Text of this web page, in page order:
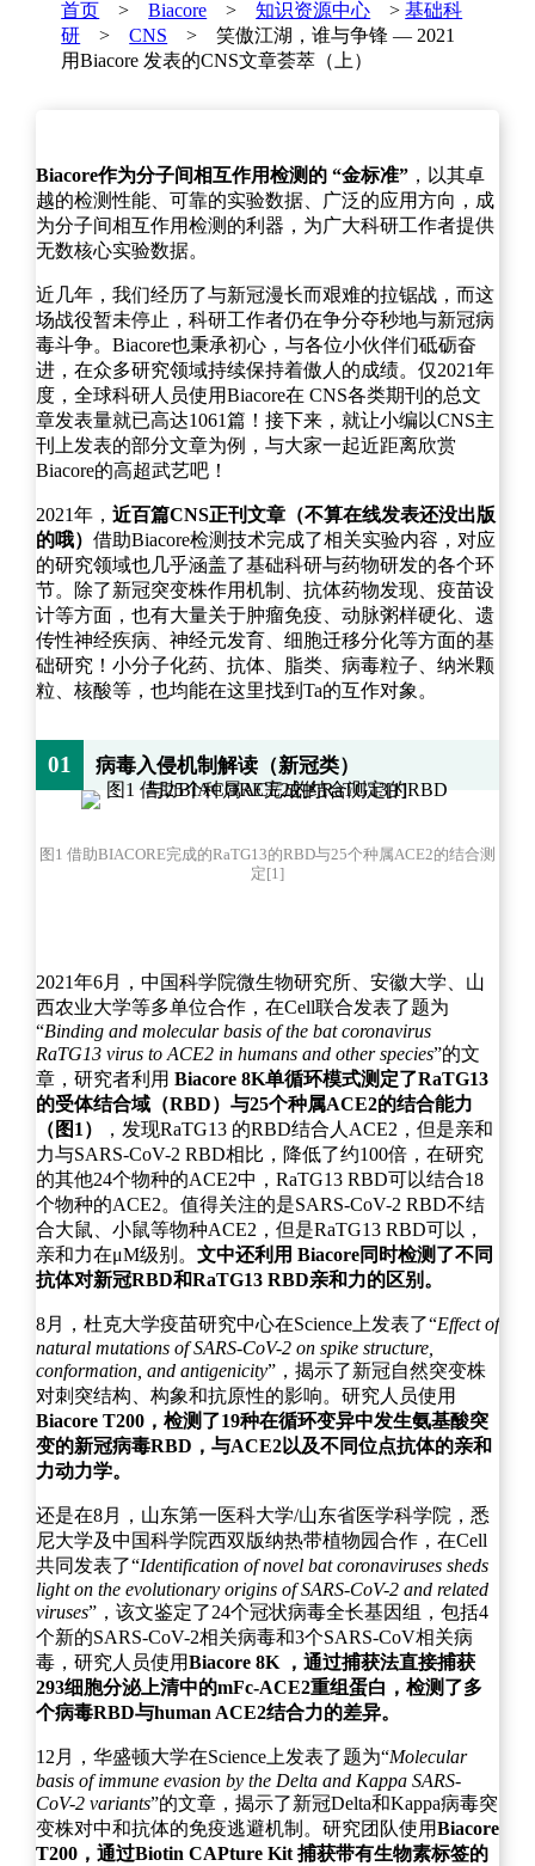
首页 >Biacore >知识资源中心 >基础科
研 >CNS > 笑傲江湖，谁与争锋 — 2021
用Biacore 发表的CNS文章荟萃（上）
Biacore作为分子间相互作用检测的 “金标准”，以其卓
越的检测性能、可靠的实验数据、广泛的应用方向，成
为分子间相互作用检测的利器，为广大科研工作者提供
无数核心实验数据。
近几年，我们经历了与新冠漫长而艰难的拉锯战，而这
场战役暂未停止，科研工作者仍在争分夺秒地与新冠病
毒斗争。Biacore也秉承初心，与各位小伙伴们砥砺奋
进，在众多研究领域持续保持着傲人的成绩。仅2021年
度，全球科研人员使用Biacore在 CNS各类期刊的总文
章发表量就已高达1061篇！接下来，就让小编以CNS主
刊上发表的部分文章为例，与大家一起近距离欣赏
Biacore的高超武艺吧！
2021年， 近百篇CNS正刊文章（不算在线发表还没出版
的哦） 借助Biacore检测技术完成了相关实验内容，对应
的研究领域也几乎涵盖了基础科研与药物研发的各个环
节。除了新冠突变株作用机制、抗体药物发现、疫苗设
计等方面，也有大量关于肿瘤免疫、动脉粥样硬化、遗
传性神经疾病、神经元发育、细胞迁移分化等方面的基
础研究！小分子化药、抗体、脂类、病毒粒子、纳米颗
粒、核酸等，也均能在这里找到Ta的互作对象。
01 病毒入侵机制解读（新冠类）
图1 借助BIACORE完成的RaTG13的RBD与25个种属ACE2的结合测
定[1]
2021年6月，中国科学院微生物研究所、安徽大学、山
西农业大学等多单位合作，在Cell联合发表了题为
“Binding and molecular basis of the bat coronavirus
RaTG13 virus to ACE2 in humans and other species”的文
章，研究者利用 Biacore 8K单循环模式测定了RaTG13
的受体结合域（RBD）与25个种属ACE2的结合能力
（图1）
，发现RaTG13 的RBD结合人ACE2，但是亲和
力与SARS-CoV-2 RBD相比，降低了约100倍，在研究
的其他24个物种的ACE2中，RaTG13 RBD可以结合18
个物种的ACE2。值得关注的是SARS-CoV-2 RBD不结
合大鼠、小鼠等物种ACE2，但是RaTG13 RBD可以，
亲和力在μM级别。 文中还利用 Biacore同时检测了不同
抗体对新冠RBD和RaTG13 RBD亲和力的区别。
8月，杜克大学疫苗研究中心在Science上发表了“Effect of
natural mutations of SARS-CoV-2 on spike structure,
conformation, and antigenicity”，揭示了新冠自然突变株
对刺突结构、构象和抗原性的影响。研究人员使用
Biacore T200，检测了19种在循环变异中发生氨基酸突
变的新冠病毒RBD，与ACE2以及不同位点抗体的亲和
力动力学。
还是在8月，山东第一医科大学/山东省医学科学院，悉
尼大学及中国科学院西双版纳热带植物园合作，在Cell
共同发表了“Identification of novel bat coronaviruses sheds
light on the evolutionary origins of SARS-CoV-2 and related
viruses”，该文鉴定了24个冠状病毒全长基因组，包括4
个新的SARS-CoV-2相关病毒和3个SARS-CoV相关病
毒，研究人员使用Biacore 8K ，通过捕获法直接捕获
293细胞分泌上清中的mFc-ACE2重组蛋白，检测了多
个病毒RBD与human ACE2结合力的差异。
12月，华盛顿大学在Science上发表了题为“Molecular
basis of immune evasion by the Delta and Kappa SARS-
CoV-2 variants”的文章，揭示了新冠Delta和Kappa病毒突
变株对中和抗体的免疫逃避机制。研究团队使用Biacore
T200，通过Biotin CAPture Kit 捕获带有生物素标签的